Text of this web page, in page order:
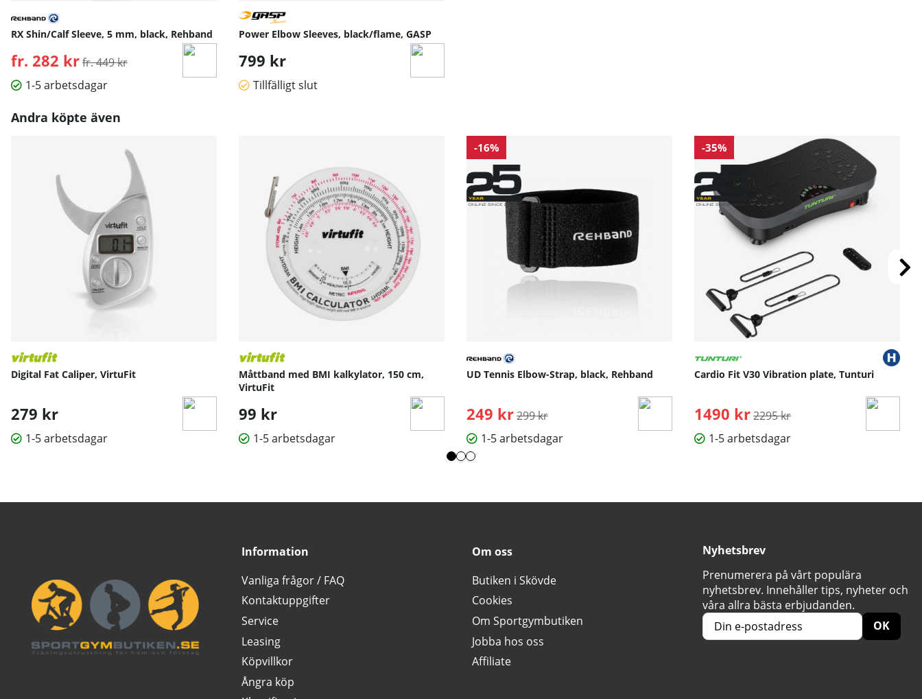
RX Shin/Calf Sleeve, 5 mm, black, Rehband
fr. 282 krOrdinarie pris:
fr. 449 kr
1-5 arbetsdagar
Power Elbow Sleeves, black/flame, GASP
799 kr
Tillfälligt slut
Andra köpte även
Digital Fat Caliper, VirtuFit
279 kr
1-5 arbetsdagar
Måttband med BMI kalkylator, 150 cm,
VirtuFit
99 kr
1-5 arbetsdagar
-16%
UD Tennis Elbow-Strap, black, Rehband
249 kr Ordinarie pris:
299 kr
1-5 arbetsdagar
-35%
Cardio Fit V30 Vibration plate, Tunturi
1490 kr Ordinarie pris:
2295 kr
1-5 arbetsdagar
Information
Vanliga frågor / FAQ
Kontaktuppgifter
Service
Leasing
Köpvillkor
Ångra köp
Om oss
Butiken i Skövde
Cookies
Om Sportgymbutiken
Jobba hos oss
Affiliate
Nyhetsbrev
Prenumerera på vårt populära
nyhetsbrev. Innehåller tips, nyheter och
våra allra bästa erbjudanden.
OK